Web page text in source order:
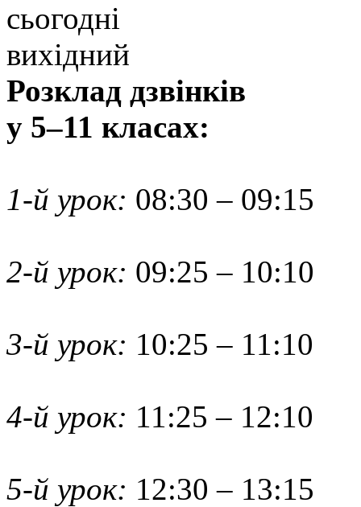
сьогодні
вихідний
Розклад дзвінків
у 5–11 класах:
1-й урок: 08:30 – 09:15
2-й урок: 09:25 – 10:10
3-й урок: 10:25 – 11:10
4-й урок: 11:25 – 12:10
5-й урок: 12:30 – 13:15